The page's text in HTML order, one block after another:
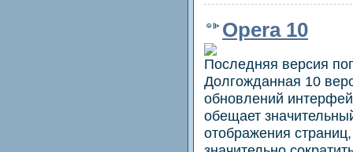
Opera 10
Последняя версия
Долгожданная 10
обновлений
обещает
отображения